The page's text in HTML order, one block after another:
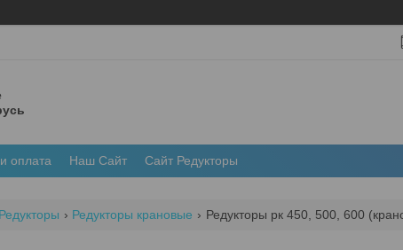
оплата Наш Сайт Сайт Редукторы
Редукторы Редукторы крановые Редукторы рк 450, 500, 600